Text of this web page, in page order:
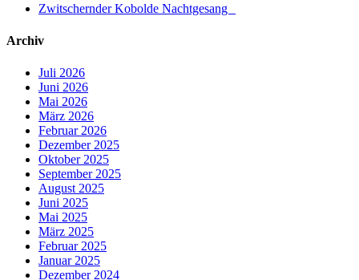
Zwitschernder Kobolde Nachtgesang
Archiv
Juli 2026
Juni 2026
Mai 2026
März 2026
Februar 2026
Dezember 2025
Oktober 2025
September 2025
August 2025
Juni 2025
Mai 2025
März 2025
Februar 2025
Januar 2025
Dezember 2024